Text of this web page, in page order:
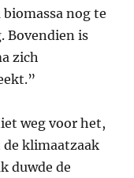
nog te
Bovendien is
zich
weg voor het,
klimaatzaak
duwde de